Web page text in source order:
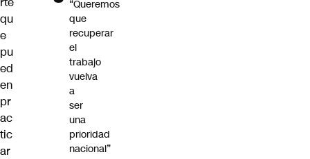
qu
e
pu
ed
en
pr
ac
tic
ar
“Queremos
que
recuperar
el
trabajo
vuelva
a
ser
una
prioridad
nacional”